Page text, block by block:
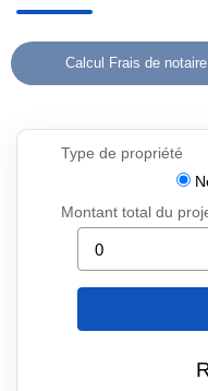
Calcul Frais de notaire